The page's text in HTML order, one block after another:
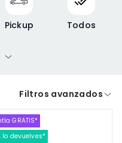
Pickup Todos
máximo
De contado
Querétaro
Filtros avanzados
GRATIS*
lo devuelves*